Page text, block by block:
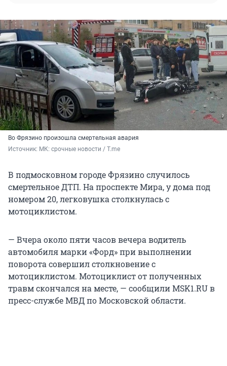
Во Фрязино произошла смертельная авария
Источник: МК: срочные новости / T.me
В подмосковном городе Фрязино случилось
смертельное ДТП. На проспекте Мира, у дома под
номером 20, легковушка столкнулась с
мотоциклистом.
— Вчера около пяти часов вечера водитель
автомобиля марки «Форд» при выполнении
поворота совершил столкновение с
мотоциклистом. Мотоциклист от полученных
травм скончался на месте, — сообщили MSK1.RU в
пресс-службе МВД по Московской области.